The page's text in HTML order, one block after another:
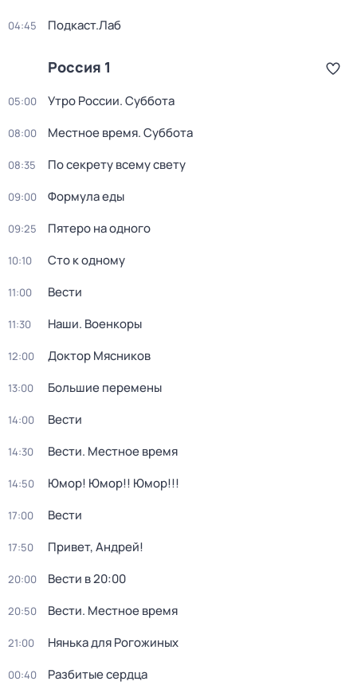
04:45 Подкаст.Лаб
Россия 1
05:00 Утро России. Суббота
08:00 Местное время. Суббота
08:35 По секрету всему свету
09:00 Формула еды
09:25 Пятеро на одного
10:10 Сто к одному
11:00 Вести
11:30 Наши. Военкоры
12:00 Доктор Мясников
13:00 Большие перемены
14:00 Вести
14:30 Вести. Местное время
14:50 Юмор! Юмор!! Юмор!!!
17:00 Вести
17:50 Привет, Андрей!
20:00 Вести в 20:00
20:50 Вести. Местное время
21:00 Нянька для Рогожиных
00:40 Разбитые сердца